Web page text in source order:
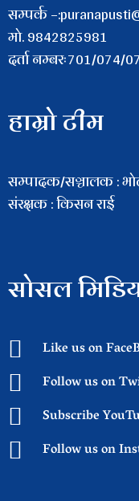
सम्पर्क
माे. 9842825981
दर्ता नम्बरः701/074/
हाम्रो टीम
सम्पादक/सञ्चालक :
संरक्षक : किसन राई
सोसल
Like us on
Follow us on
Subscribe
Follow us on